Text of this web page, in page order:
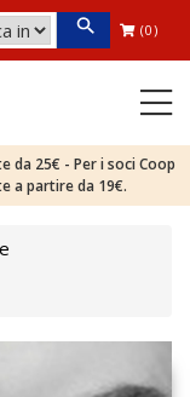
(0)
da 25€ - Per i soci Coop
a partire da 19€.